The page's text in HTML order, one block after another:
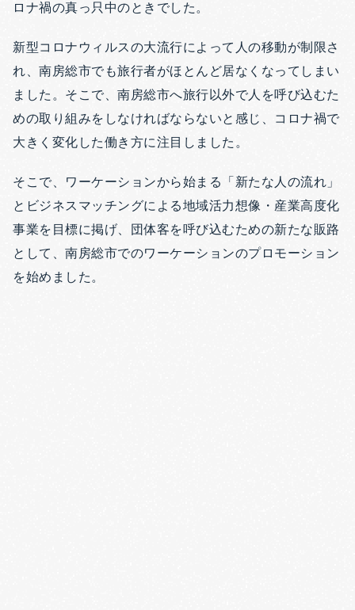
ロナ禍の真っ只中のときでした。
新型コロナウィルスの大流行によって人の移動が制限さ
れ、南房総市でも旅行者がほとんど居なくなってしまい
ました。そこで、南房総市へ旅行以外で人を呼び込むた
めの取り組みをしなければならないと感じ、コロナ禍で
大きく変化した働き方に注目しました。
そこで、ワーケーションから始まる「新たな人の流れ」
とビジネスマッチングによる地域活力想像・産業高度化
事業を目標に掲げ、団体客を呼び込むための新たな販路
として、南房総市でのワーケーションのプロモーション
を始めました。